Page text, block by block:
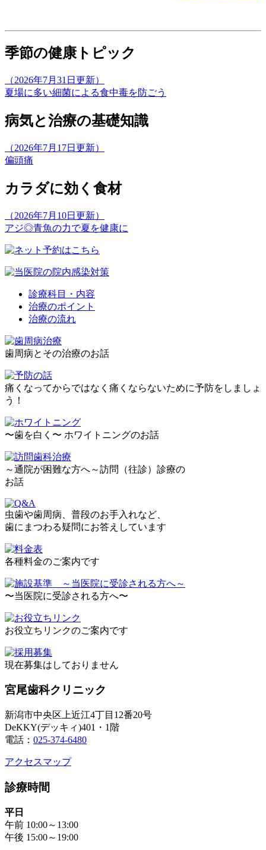
季節の健康トピック
（2026年7月31日更新）
夏場に多い細菌による食中毒を防ごう
病気と治療の基礎知識
（2026年7月17日更新）
偏頭痛
カラダに効く食材
（2026年7月10日更新）
アジ◎青魚の力で夏を健康に
診療科目・内容
治療のポイント
治療の流れ
歯周病とその治療のお話
痛くなってからではなく痛くならないために予防をしましょ
う！
〜歯を白く〜 ホワイトニングのお話
～通院が困難な方へ～訪問（往診）診療の
お話
虫歯や歯周病、普段のお手入れなど、
歯にまつわる疑問にお答えしています
各種料金のご案内です
〜当医院に受診される方へ〜
お役立ちリンクのご案内です
現在募集はしておりません
宮尾歯科クリニック
新潟市中央区上近江4丁目12番20号
DeKKY(デッキィ)401・1階
電話： 025-374-6480
アクセスマップ
診療時間
平日
午前 10:00～13:00
午後 15:00～19:00